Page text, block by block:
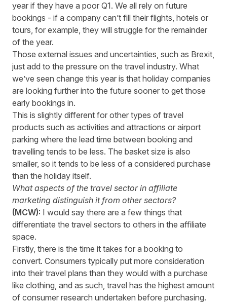
year if they have a poor Q1. We all rely on future
bookings - if a company can’t fill their flights, hotels or
tours, for example, they will struggle for the remainder
of the year.
Those external issues and uncertainties, such as Brexit,
just add to the pressure on the travel industry. What
we’ve seen change this year is that holiday companies
are looking further into the future sooner to get those
early bookings in.
This is slightly different for other types of travel
products such as activities and attractions or airport
parking where the lead time between booking and
travelling tends to be less. The basket size is also
smaller, so it tends to be less of a considered purchase
than the holiday itself.
What aspects of the travel sector in affiliate
marketing distinguish it from other sectors?
(MCW): I would say there are a few things that
differentiate the travel sectors to others in the affiliate
space.
Firstly, there is the time it takes for a booking to
convert. Consumers typically put more consideration
into their travel plans than they would with a purchase
like clothing, and as such, travel has the highest amount
of consumer research undertaken before purchasing.